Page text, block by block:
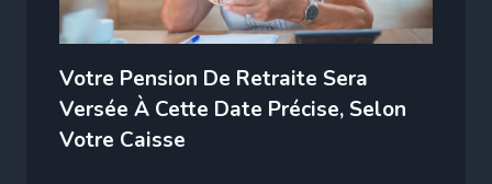
Votre Pension De Retraite Sera
Versée À Cette Date Précise, Selon
Votre Caisse